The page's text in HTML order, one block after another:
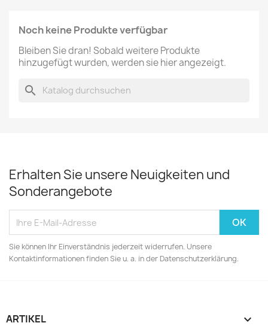
Noch keine Produkte verfügbar
Bleiben Sie dran! Sobald weitere Produkte
hinzugefügt wurden, werden sie hier angezeigt.
search
Erhalten Sie unsere Neuigkeiten und
Sonderangebote
Sie können Ihr Einverständnis jederzeit widerrufen. Unsere
Kontaktinformationen finden Sie u. a. in der Datenschutzerklärung.
ARTIKEL 